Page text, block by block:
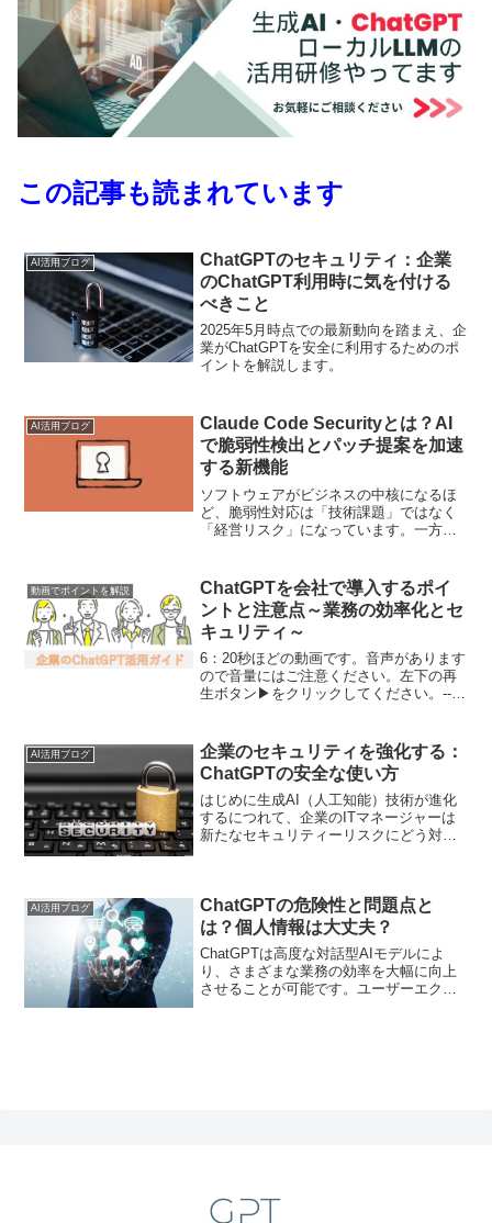
この記事も読まれています
AI活用ブログ
ChatGPTのセキュリティ：企業
のChatGPT利用時に気を付ける
べきこと
2025年5月時点での最新動向を踏まえ、企
業がChatGPTを安全に利用するためのポ
イントを解説します。
AI活用ブログ
Claude Code Securityとは？AI
で脆弱性検出とパッチ提案を加速
する新機能
ソフトウェアがビジネスの中核になるほ
ど、脆弱性対応は「技術課題」ではなく
「経営リスク」になっています。一方
けでは拾いきれない“文脈依存の欠陥”が攻
撃に悪用されるケー...
動画でポイントを解説
ChatGPTを会社で導入するポイ
ントと注意点～業務の効率化とセ
キュリティ～
6：20秒ほどの動画です。音声があります
ので音量にはご注意ください。左下の再
生ボタン▶をクリックしてください。---
AI活用ブログ
企業のセキュリティを強化する：
ChatGPTの安全な使い方
はじめに生成AI（人工知能）技術が進化
するにつれて、企業のITマネージャーは
新たなセキュリティーリスクにどう対処
利用方法についての...
AI活用ブログ
ChatGPTの危険性と問題点と
は？個人情報は大丈夫？
ChatGPTは高度な対話型AIモデルによ
り、さまざまな業務の効率を大幅に向上
させることが可能です。ユーザーエクス